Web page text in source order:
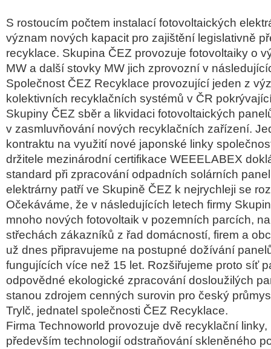
S rostoucím počtem instalací fotovoltaických
význam nových kapacit pro zajištění legislativně
recyklace. Skupina ČEZ provozuje fotovoltaiky o
MW a další stovky MW jich zprovozní v
Společnost ČEZ Recyklace provozující jeden z
kolektivních recyklačních systémů v ČR
Skupiny ČEZ sběr a likvidaci fotovoltaických
v zasmluvňování nových recyklačních zařízení.
kontraktu na využití nové japonské linky
držitele mezinárodní certifikace WEEELABEX
standard při zpracování odpadních solárních
elektrárny patří ve Skupině ČEZ k nejrychleji se
Očekáváme, že v následujících letech firmy
mnoho nových fotovoltaik v pozemních parcích,
střechách zákazníků z řad domácností, firem a
už dnes připravujeme na postupné dožívání
fungujících více než 15 let. Rozšiřujeme proto síť
odpovědné ekologické zpracování dosloužilých
stanou zdrojem cenných surovin pro český
Trylč, jednatel společnosti ČEZ Recyklace.
Firma Technoworld provozuje dvě recyklační linky,
především technologií odstraňování skleněného